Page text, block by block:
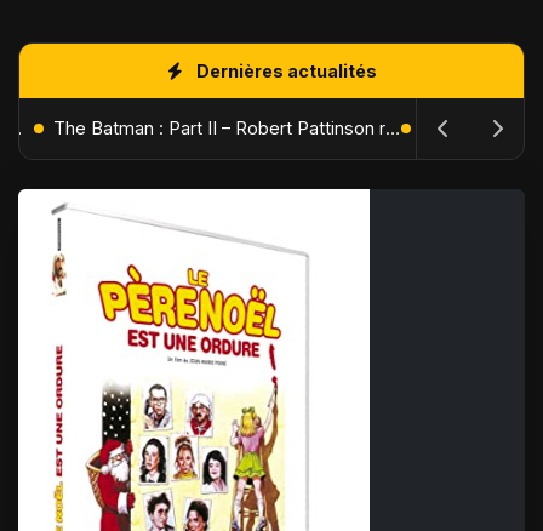
Dernières actualités
L'Âge de Glace : Le Réveil du Volcan – Manny, Sid et Diego de retour pour une aventure explosive The Batman : Part II – Robert Pattinson replonge dans les ténèbres de Gotham dès octobre 2027